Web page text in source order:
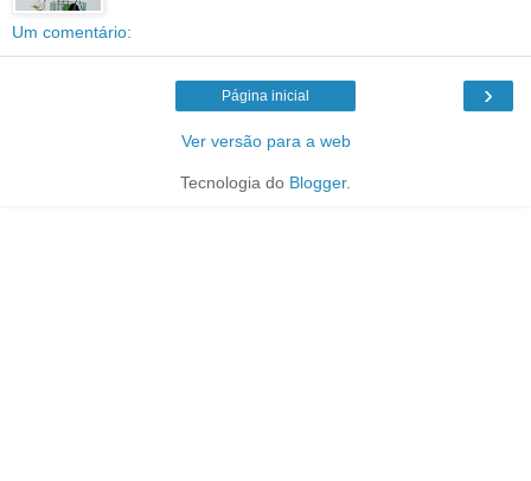
Um comentário:
›
Página inicial
Ver versão para a web
Tecnologia do Blogger.